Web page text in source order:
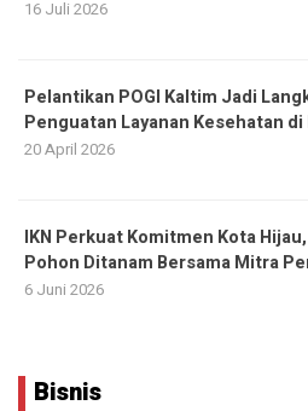
16 Juli 2026
Pelantikan POGI Kaltim Jadi
Penguatan Layanan Kesehatan di
20 April 2026
IKN Perkuat Komitmen Kota
Pohon Ditanam Bersama Mitra
6 Juni 2026
Bisnis